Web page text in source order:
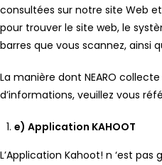
consultées sur notre site Web
pour trouver le site web, le
barres que vous scannez, ainsi
La manière dont NEARO
d’informations, veuillez vous
e) Application KAHOOT
L’Application Kahoot! n ‘est